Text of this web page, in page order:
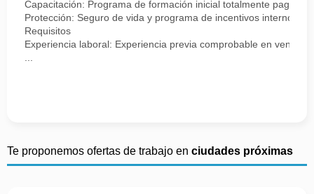
Capacitación: Programa de formación inicial totalmente pagado.
Protección: Seguro de vida y programa de incentivos internos.
Requisitos
Experiencia laboral: Experiencia previa comprobable en
Te proponemos ofertas de trabajo en ciudades próximas